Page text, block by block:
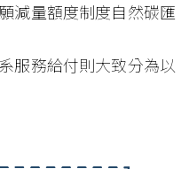
減量額度制度自然碳匯
服務給付則大致分為以